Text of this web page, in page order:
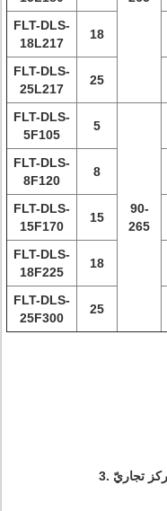
FLT-DLS-
18L217
18
FLT-DLS-
25L217
25
FLT-DLS-
5F105
5
90-
265
FLT-DLS-
8F120
8
FLT-DLS-
15F170
15
FLT-DLS-
18F225
18
FLT-DLS-
25F300
25